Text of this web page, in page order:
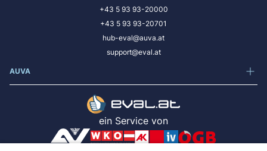
+43 5 93 93-20000
+43 5 93 93-20701
hub-eval@auva.at
support@eval.at
AUVA
ein Service von